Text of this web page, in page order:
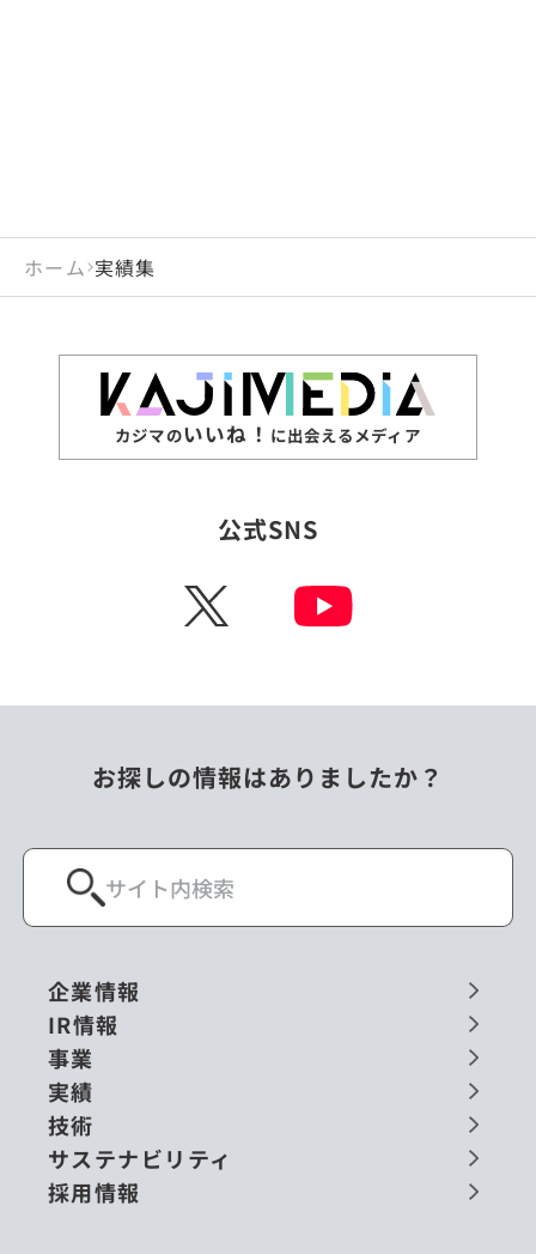
ホーム 実績集
カジマのいいね！ に出会えるメディア
公式SNS
X
お探しの情報はありましたか？
企業情報
IR情報
事業
実績
技術
サステナビリティ
採用情報